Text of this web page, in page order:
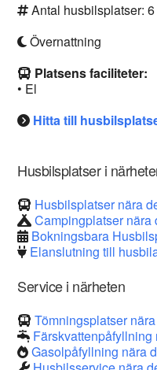
Antal husbilsplatser: 6
Övernattning
Platsens faciliteter:
• El
Hitta till
Husbilsplatser i
Husbilsplatser nära
Campingplatser nära
Bokningsbara
Elanslutning till
Service i närheten
Tömningsplatser
Gasolpåfyllning nära